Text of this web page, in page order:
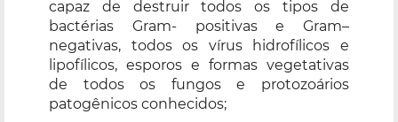
capaz de destruir todos os tipos de
bactérias Gram- positivas e Gram–
negativas, todos os vírus hidrofílicos e
lipofílicos, esporos e formas vegetativas
de todos os fungos e protozoários
patogênicos conhecidos;